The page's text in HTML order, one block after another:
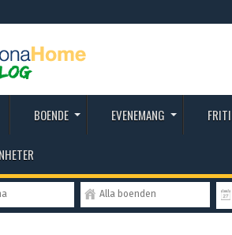
BOENDE EVENEMANG
Alla boenden